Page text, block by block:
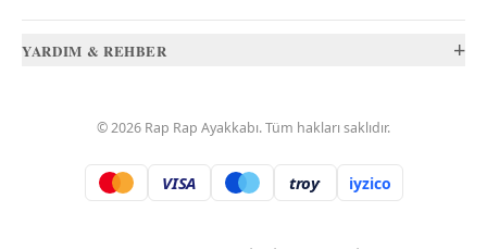
YARDIM & REHBER +
©2026 Rap Rap Ayakkabı. Tüm hakları saklıdır.
VISA troy. iyzico